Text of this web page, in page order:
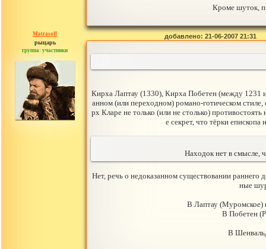
Кроме шуток,
Matrasoff
рыцарь
группа: участники
сообщений: 36
добавлено: 21-06-2007 21:31
Кирха Лаптау (1330), Кирха Побетен (между 1231
анном (или переходном) романо-готическом
рх Кларе не только (или не столько)
е секрет, что тёрки
Находок нет в смысле,
Нет, речь о недоказанном существовании раннего
ные
В Лаптау (Муромское)
В Побетен
В